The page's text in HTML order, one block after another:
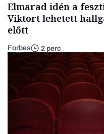
Elmarad idén a
Viktort lehetett
előtt
Forbes 2 perc